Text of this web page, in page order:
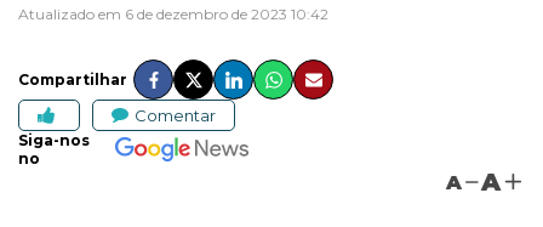
Atualizado em 6 de dezembro de 2023 10:42
Compartilhar
Comentar
Siga-nos
no
A A